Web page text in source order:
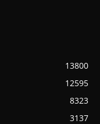
13800
12595
8323
3137